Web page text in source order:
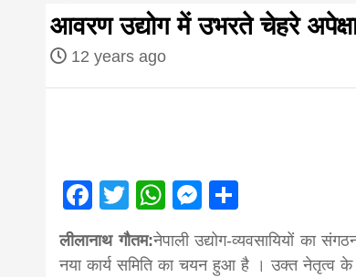
first hindi
magazine
news in
आवरण उद्योग में उभरते चेहरे
12 years ago
Facebook
TwitterWhatsApp
Messenger
लीलानाथ गौतम:नेपाली उद्योग-व्यवसायियों का
नया कार्य समिति का चयन हुआ है । उक्त नेतृत्व के
आज का पंचांग: आज दिनांक 4